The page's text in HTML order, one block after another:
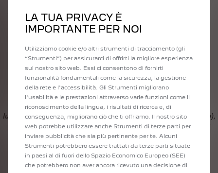
10Anni
Incluso
nel prezzo del
tuo veicolo
Questa offerta è valida solo per i veicoli ordinati prima del 3°
luglio 2023. Per i veicoli ordinati dopo il 3° luglio 2023 (incluso),
fare riferimento alle offerte relative a Connect ONE e Connect
PLUS.
REMOTE CONTROL
LA TUA PRIVACY È
IMPORTANTE PER NOI
Utilizziamo cookie e/o altri strumenti di tracciamento (gli
“Strumenti”) per assicurarci di offrirti la migliore esperienza
sul nostro sito web. Essi ci consentono di fornirti
funzionalità fondamentali come la sicurezza, la gestione
della rete e l'accessibilità. Gli Strumenti migliorano
l'usabilità e le prestazioni attraverso varie funzioni come il
riconoscimento della lingua, i risultati di ricerca e, di
conseguenza, migliorano ciò che ti offriamo. Il nostro sito
web potrebbe utilizzare anche Strumenti di terze parti per
inviare pubblicità che sia più pertinente per te. Alcuni
Strumenti potrebbero essere trattati da terze parti situate
in paesi al di fuori dello Spazio Economico Europeo (SEE)
che potrebbero non aver ancora ricevuto una decisione di